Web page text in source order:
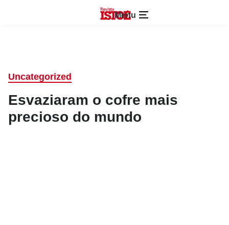
Menu
Uncategorized
Esvaziaram o cofre mais
precioso do mundo